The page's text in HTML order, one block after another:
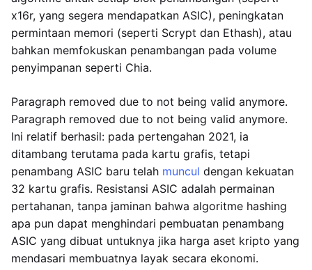
x16r, yang segera mendapatkan ASIC), peningkatan
permintaan memori (seperti Scrypt dan Ethash), atau
bahkan memfokuskan penambangan pada volume
penyimpanan seperti Chia.
Paragraph removed due to not being valid anymore.
Paragraph removed due to not being valid anymore.
Ini relatif berhasil: pada pertengahan 2021, ia
ditambang terutama pada kartu grafis, tetapi
penambang ASIC baru telah muncul dengan kekuatan
32 kartu grafis. Resistansi ASIC adalah permainan
pertahanan, tanpa jaminan bahwa algoritme hashing
apa pun dapat menghindari pembuatan penambang
ASIC yang dibuat untuknya jika harga aset kripto yang
mendasari membuatnya layak secara ekonomi.